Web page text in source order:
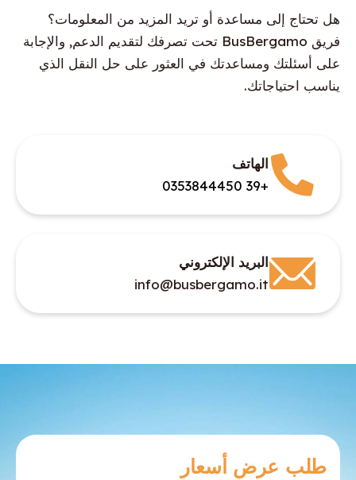
هل تحتاج إلى مساعدة أو تريد المزيد من المعلومات؟
فريق BusBergamo تحت تصرفك لتقديم الدعم, والإجابة
على أسئلتك ومساعدتك في العثور على حل النقل الذي
يناسب احتياجاتك.
الهاتف
+39 0353844450
البريد الإلكتروني
info@busbergamo.it
طلب عرض أسعار